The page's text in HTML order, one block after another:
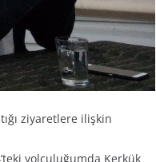
ziyaretlere ilişkin
yolculuğumda Kerkük